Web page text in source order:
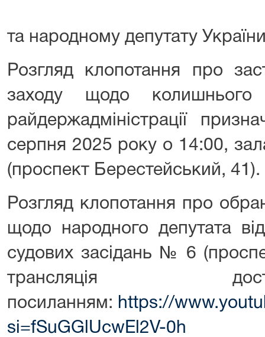
та народному депутату
Розгляд клопотання про
заходу щодо колишнього
райдержадміністрації
серпня 2025 року о 14:00,
(проспект Берестейський, 41).
Розгляд клопотання про
щодо народного депутата
судових засідань № 6
трансляція
посиланням: https://
si=fSuGGlUcwEl2V-0h